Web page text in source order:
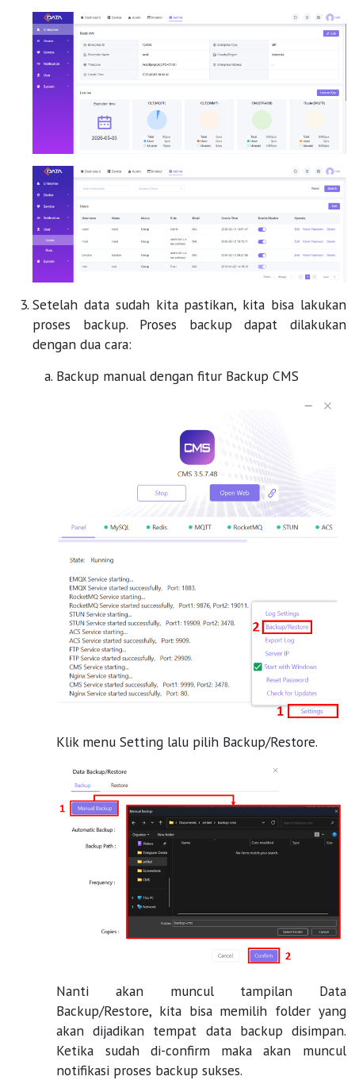
Setelah data sudah kita pastikan, kita bisa lakukan
proses backup. Proses backup dapat dilakukan
dengan dua cara:
Backup manual dengan fitur Backup CMS
Klik menu Setting lalu pilih Backup/Restore.
Nanti akan muncul tampilan Data
Backup/Restore, kita bisa memilih folder yang
akan dijadikan tempat data backup disimpan.
Ketika sudah di-confirm maka akan muncul
notifikasi proses backup sukses.